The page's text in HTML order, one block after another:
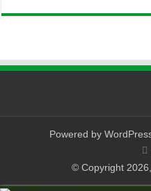
Powered by
© Copyright